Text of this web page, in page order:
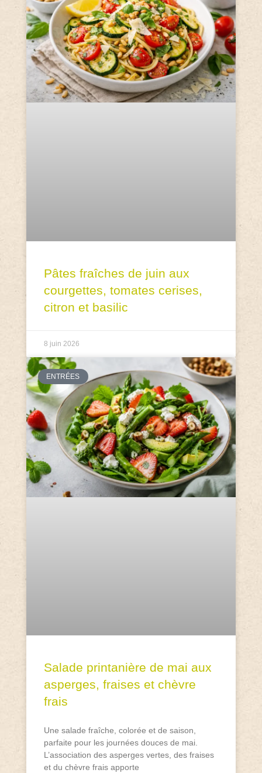
Pâtes fraîches de juin aux
courgettes, tomates cerises,
citron et basilic
8 juin 2026
ENTRÉES
Salade printanière de mai aux
asperges, fraises et chèvre
frais
Une salade fraîche, colorée et de saison,
parfaite pour les journées douces de mai.
L’association des asperges vertes, des fraises
et du chèvre frais apporte